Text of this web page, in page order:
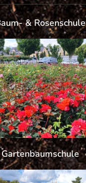
& Rosenschule
Gartenbaumschule